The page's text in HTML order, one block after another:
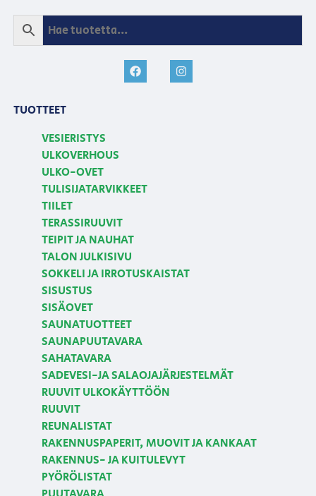
TUOTTEET
VESIERISTYS
ULKOVERHOUS
ULKO-OVET
TULISIJATARVIKKEET
TIILET
TERASSIRUUVIT
TEIPIT JA NAUHAT
TALON JULKISIVU
SOKKELI JA IRROTUSKAISTAT
SISUSTUS
SISÄOVET
SAUNATUOTTEET
SAUNAPUUTAVARA
SAHATAVARA
SADEVESI-JA SALAOJAJÄRJESTELMÄT
RUUVIT ULKOKÄYTTÖÖN
RUUVIT
REUNALISTAT
RAKENNUSPAPERIT, MUOVIT JA KANKAAT
RAKENNUS- JA KUITULEVYT
PYÖRÖLISTAT